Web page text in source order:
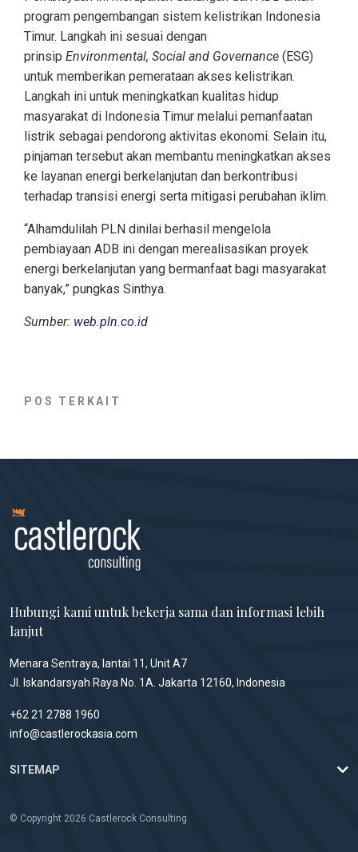
program pengembangan sistem kelistrikan Indonesia
Timur. Langkah ini sesuai dengan
prinsip Environmental, Social and Governance (ESG)
untuk memberikan pemerataan akses kelistrikan.
Langkah ini untuk meningkatkan kualitas hidup
masyarakat di Indonesia Timur melalui pemanfaatan
listrik sebagai pendorong aktivitas ekonomi. Selain itu,
pinjaman tersebut akan membantu meningkatkan akses
ke layanan energi berkelanjutan dan berkontribusi
terhadap transisi energi serta mitigasi perubahan iklim.
“Alhamdulilah PLN dinilai berhasil mengelola
pembiayaan ADB ini dengan merealisasikan proyek
energi berkelanjutan yang bermanfaat bagi masyarakat
banyak,” pungkas Sinthya.
Sumber: web.pln.co.id
POS TERKAIT
Hubungi kami untuk bekerja sama dan informasi lebih
lanjut
Menara Sentraya, lantai 11, Unit A7
Jl. Iskandarsyah Raya No. 1A. Jakarta 12160, Indonesia
+62 21 2788 1960
info@castlerockasia.com
SITEMAP
© Copyright 2026 Castlerock Consulting